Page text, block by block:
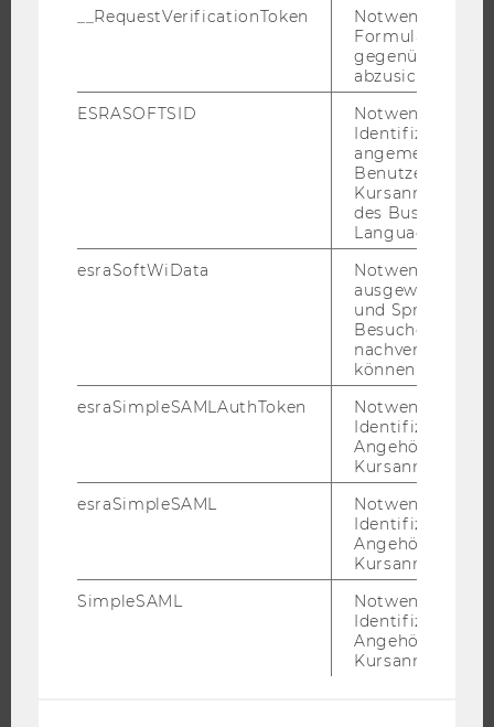
STUDENT CLUBS
FORSCHUNG
ORGANISATION DER FORSCHUNG
UNIVERSITÄT
EVENTS ARCHIV
__RequestVerificationToken
Notwendig, um
gegenüber
abzusichern.
ESRASOFTSID
Notwendig zur
Identifizierung
angemeldeten
Benutzers im
des Business
Language
esraSoftWiData
Notwendig um
ausgewählte
und
Besuchers
nachverfolgen
können.
esraSimpleSAMLAuthToken
Notwendig zur
Identifizierung
Angehörige/r für
Kursanmeldung.
esraSimpleSAML
Notwendig zur
Identifizierung
Angehörige/r für
Kursanmeldung.
SimpleSAML
Notwendig zur
Identifizierung
Angehörige/r für
Kursanmeldung.